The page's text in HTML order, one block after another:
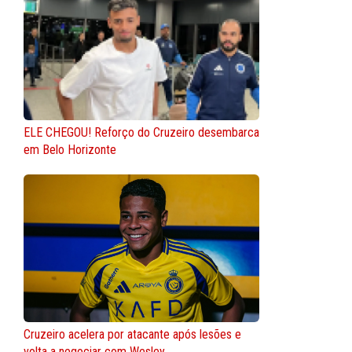
ELE CHEGOU! Reforço do Cruzeiro desembarca
em Belo Horizonte
Cruzeiro acelera por atacante após lesões e